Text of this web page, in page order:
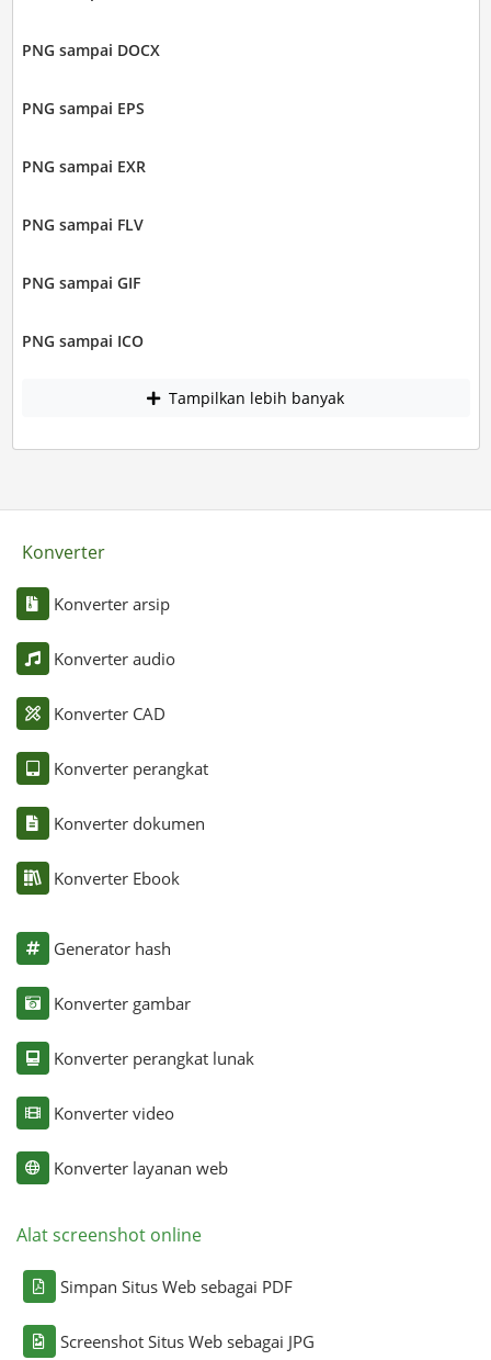
PNG sampai DOCX
PNG sampai EPS
PNG sampai EXR
PNG sampai FLV
PNG sampai GIF
PNG sampai ICO
Tampilkan lebih banyak
Konverter
Konverter arsip
Konverter audio
Konverter CAD
Konverter perangkat
Konverter dokumen
Konverter Ebook
Generator hash
Konverter gambar
Konverter perangkat lunak
Konverter video
Konverter layanan web
Alat screenshot online
Simpan Situs Web sebagai PDF
Screenshot Situs Web sebagai JPG